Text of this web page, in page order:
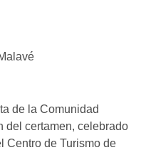
de la Comunidad
del certamen, celebrado
Centro de Turismo de